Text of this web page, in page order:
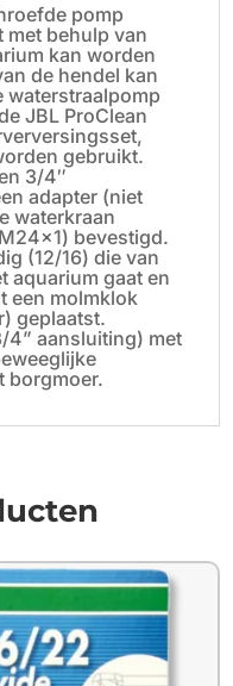
pomp
met behulp van
kan worden
de hendel kan
waterstraalpomp
JBL ProClean
gebruikt.
3/4″
adapter (niet
waterkraan
bevestigd.
(12/16) die van
aquarium gaat en
een molmklok
geplaatst.
4” aansluiting) met
borgmoer.